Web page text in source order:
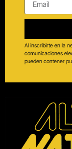
Al inscribirte en la
comunicaciones
pueden contener